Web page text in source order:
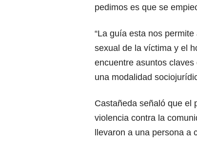
pedimos es que se
“La guía esta nos
sexual de la víctima y el
encuentre asuntos
una modalidad
Castañeda señaló que el
violencia contra la
llevaron a una persona a